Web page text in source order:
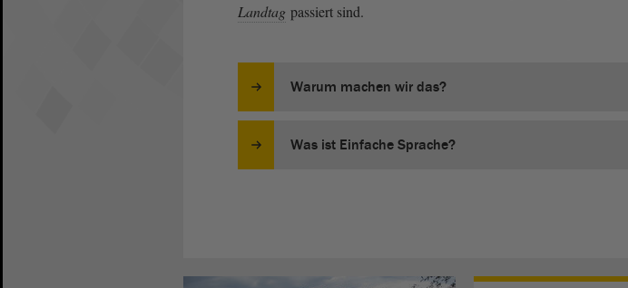
Landtag passiert sind.
Warum machen wir das?
Was ist Einfache Sprache?